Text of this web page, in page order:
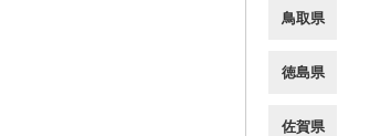
鳥取県
徳島県
佐賀県